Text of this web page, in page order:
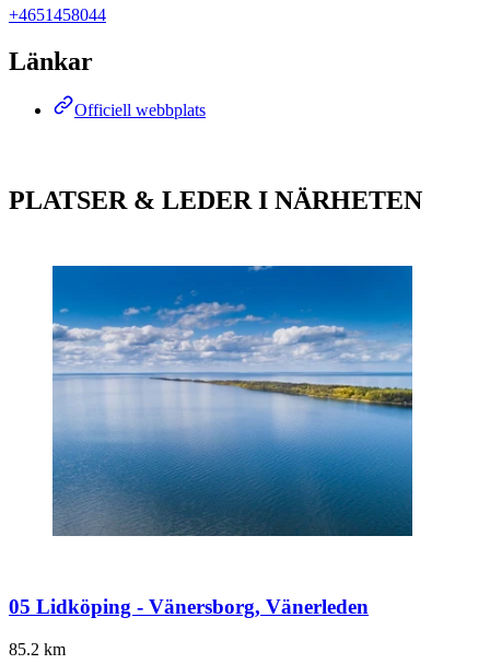
+4651458044
Länkar
Officiell webbplats
PLATSER & LEDER I NÄRHETEN
05 Lidköping - Vänersborg, Vänerleden
85.2 km